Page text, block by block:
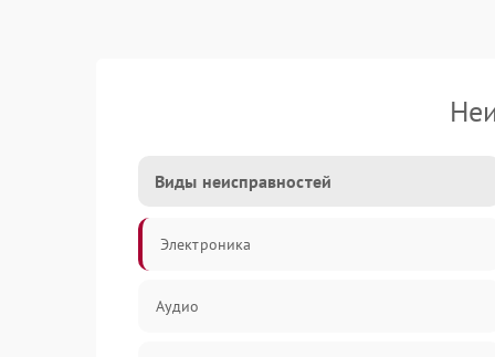
Виды неисправностей
Электроника
Аудио